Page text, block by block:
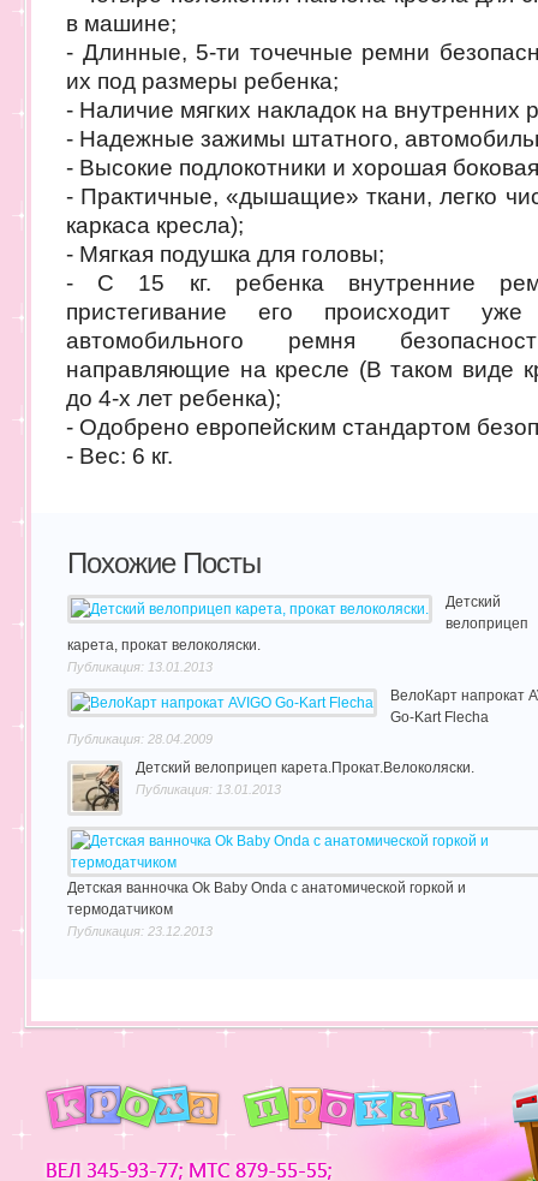
в машине;
- Длинные, 5-ти точечные ремни
их под размеры ребенка;
- Наличие мягких накладок на внутренних
- Надежные зажимы штатного,
- Высокие подлокотники и хорошая
- Практичные, «дышащие» ткани, легко
каркаса кресла);
- Мягкая подушка для головы;
- С 15 кг. ребенка внутренние
пристегивание его происходит
автомобильного ремня
направляющие на кресле (В таком виде
до 4-х лет ребенка);
- Одобрено европейским стандартом
- Вес: 6 кг.
Похожие Посты
Детский
велоприцеп
карета, прокат велоколяски.
Публикация: 13.01.2013
ВелоКарт напрокат
Go-Kart Flecha
Публикация: 28.04.2009
Детский велоприцеп карета.Прокат.Велоколяски.
Публикация: 13.01.2013
Детская ванночка Ok Baby Onda с анатомической горкой и
термодатчиком
Публикация: 23.12.2013